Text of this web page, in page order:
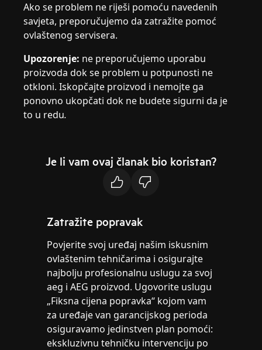
Ako se problem ne riješi pomoću navedenih
savjeta, preporučujemo da zatražite pomoć
ovlaštenog servisera.
Upozorenje: ne preporučujemo uporabu
proizvoda dok se problem u potpunosti ne
otkloni. Iskopčajte proizvod i nemojte ga
ponovno ukopčati dok ne budete sigurni da je
to u redu.
Je li vam ovaj članak bio koristan?
Zatražite popravak
Povjerite svoj uređaj našim iskusnim
ovlaštenim tehničarima i osigurajte
najbolju profesionalnu uslugu za svoj
aeg i AEG proizvod. Ugovorite uslugu
„Fiksna cijena popravka“ kojom vam
za uređaje van garancijskog perioda
osiguravamo jedinstven plan pomoći:
ekskluzivnu tehničku intervenciju po